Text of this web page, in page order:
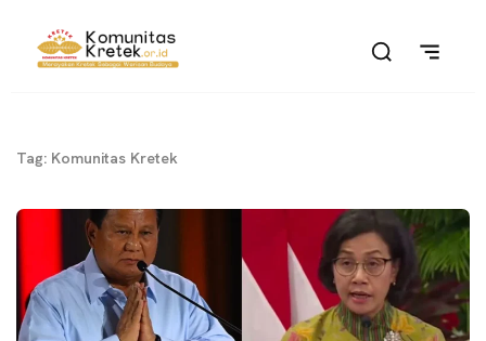
Tag: Komunitas Kretek